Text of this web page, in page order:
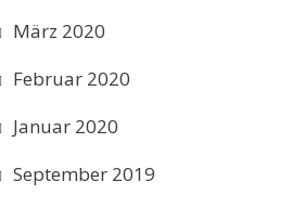
März 2020
Februar 2020
Januar 2020
September 2019